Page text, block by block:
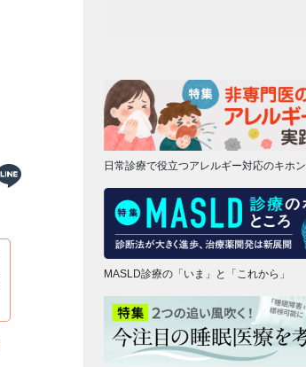
日常診療で役立つアレルギー対応のキホン
MASLD診療の「いま」と「これから」